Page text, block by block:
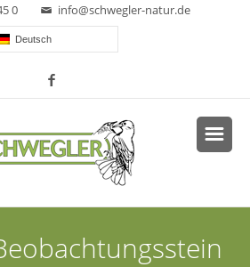
0 info@schwegler-natur.de
Deutsch